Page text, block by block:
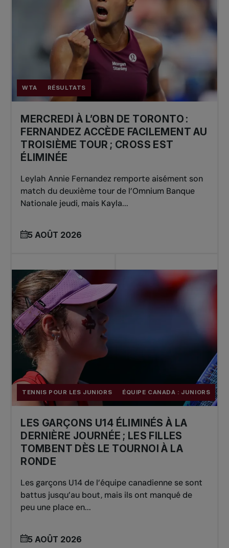
WTA RÉSULTATS
MERCREDI À L’OBN DE TORONTO :
FERNANDEZ ACCÈDE FACILEMENT AU
TROISIÈME TOUR ; CROSS EST
ÉLIMINÉE
Leylah Annie Fernandez remporte aisément son
match du deuxième tour de l’Omnium Banque
Nationale jeudi, mais Kayla...
5 AOÛT 2026
TENNIS POUR LES JUNIORS ÉQUIPE CANADA : JUNIORS
LES GARÇONS U14 ÉLIMINÉS À LA
DERNIÈRE JOURNÉE ; LES FILLES
TOMBENT DÈS LE TOURNOI À LA
RONDE
Les garçons U14 de l’équipe canadienne se sont
battus jusqu’au bout, mais ils ont manqué de
peu une place en...
5 AOÛT 2026